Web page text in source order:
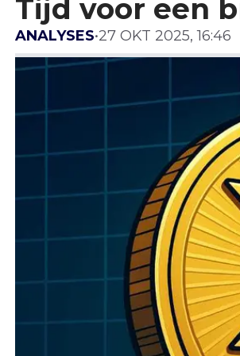
Tijd voor een
ANALYSES•27 OKT 2025, 16:46